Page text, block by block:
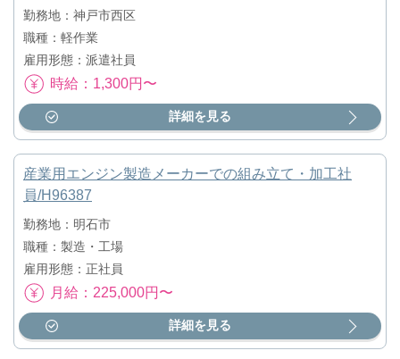
勤務地：神戸市西区
職種：軽作業
雇用形態：派遣社員
時給：1,300円〜
詳細を見る
産業用エンジン製造メーカーでの組み立て・加工社
員/H96387
勤務地：明石市
職種：製造・工場
雇用形態：正社員
月給：225,000円〜
詳細を見る